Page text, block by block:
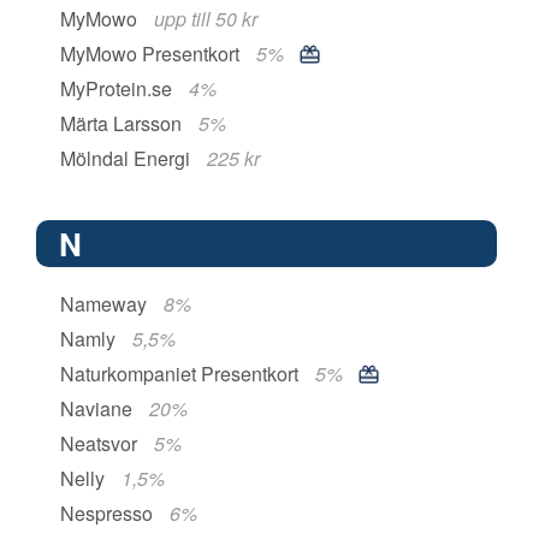
MyMowo
upp till 50 kr
MyMowo Presentkort
5%
MyProtein.se
4%
Märta Larsson
5%
Mölndal Energi
225 kr
N
Nameway
8%
Namly
5,5%
Naturkompaniet Presentkort
5%
Naviane
20%
Neatsvor
5%
Nelly
1,5%
Nespresso
6%